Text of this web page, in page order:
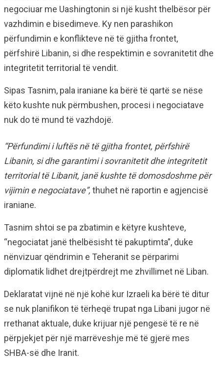
negociuar me Uashingtonin si një kusht thelbësor për
vazhdimin e bisedimeve. Ky nen parashikon
përfundimin e konflikteve në të gjitha frontet,
përfshirë Libanin, si dhe respektimin e sovranitetit dhe
integritetit territorial të vendit.
Sipas Tasnim, pala iraniane ka bërë të qartë se nëse
këto kushte nuk përmbushen, procesi i negociatave
nuk do të mund të vazhdojë.
“Përfundimi i luftës në të gjitha frontet, përfshirë
Libanin, si dhe garantimi i sovranitetit dhe integritetit
territorial të Libanit, janë kushte të domosdoshme për
vijimin e negociatave”, thuhet në raportin e agjencisë
iraniane.
Tasnim shtoi se pa zbatimin e këtyre kushteve,
“negociatat janë thelbësisht të pakuptimta”, duke
nënvizuar qëndrimin e Teheranit se përparimi
diplomatik lidhet drejtpërdrejt me zhvillimet në Liban.
Deklaratat vijnë në një kohë kur Izraeli ka bërë të ditur
se nuk planifikon të tërheqë trupat nga Libani jugor në
rrethanat aktuale, duke krijuar një pengesë të re në
përpjekjet për një marrëveshje më të gjerë mes
SHBA-së dhe Iranit.